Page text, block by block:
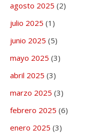
agosto 2025 (2)
julio 2025 (1)
junio 2025 (5)
mayo 2025 (3)
abril 2025 (3)
marzo 2025 (3)
febrero 2025 (6)
enero 2025 (3)